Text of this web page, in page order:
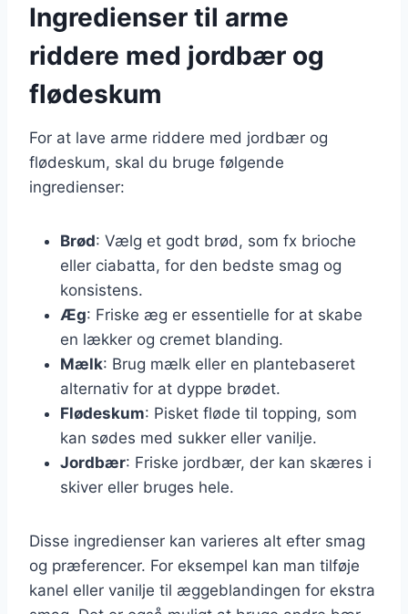
Ingredienser til arme
riddere med jordbær og
flødeskum
For at lave arme riddere med jordbær og
flødeskum, skal du bruge følgende
ingredienser:
Brød: Vælg et godt brød, som fx brioche
eller ciabatta, for den bedste smag og
konsistens.
Æg: Friske æg er essentielle for at skabe
en lækker og cremet blanding.
Mælk: Brug mælk eller en plantebaseret
alternativ for at dyppe brødet.
Flødeskum: Pisket fløde til topping, som
kan sødes med sukker eller vanilje.
Jordbær: Friske jordbær, der kan skæres i
skiver eller bruges hele.
Disse ingredienser kan varieres alt efter smag
og præferencer. For eksempel kan man tilføje
kanel eller vanilje til æggeblandingen for ekstra